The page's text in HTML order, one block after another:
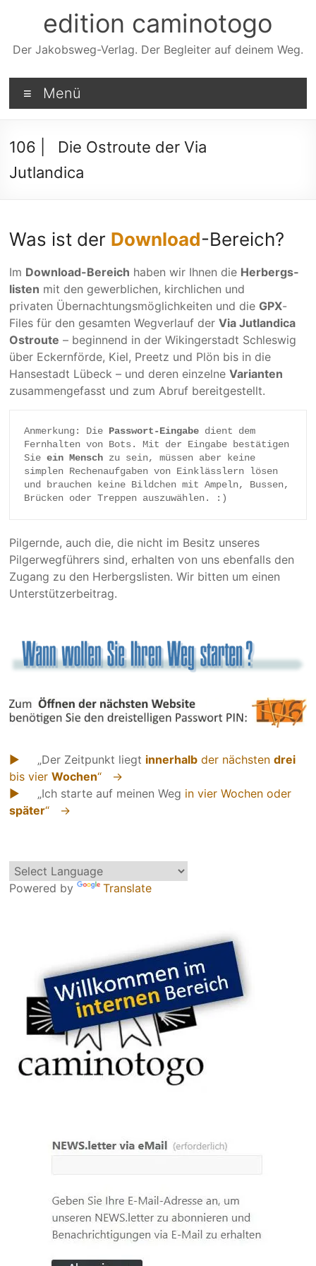
edition caminotogo
Der Jakobsweg-Verlag. Der Begleiter auf deinem Weg.
Menü
106 | Die Ostroute der Via
Jutlandica
Was ist der Download-Bereich?
Im Download-Bereich haben wir Ihnen die Herbergs­
listen mit den gewerb­lichen, kirch­lichen und
privaten Übernach­tungs­möglich­keiten und die GPX-
Files für den gesamten Weg­verlauf derVia Jutlandica
Ostroute – beginnend in der Wikingerstadt Schleswig
über Eckernförde, Kiel, Preetz und Plön bis in die
Hansestadt Lübeck – und deren einzelneVarianten
zusam­men­gefasst und zum Abruf bereit­gestellt.
Anmerkung: Die Passwort-Eingabe dient dem
Fernhalten von Bots. Mit der Eingabe bestätigen
Sie ein Mensch zu sein, müssen aber keine
simplen Rechenaufgaben von Einklässlern lösen
und brauchen keine Bildchen mit Ampeln, Bussen,
Brücken oder Treppen auszuwählen. :)
Pilgernde, auch die, die nicht im Besitz unseres
Pilgerwegführers sind, erhalten von uns ebenfalls den
Zugang zu den Herbergslisten. Wir bitten um einen
Unterstützerbeitrag.
► „Der Zeitpunkt liegt inner­halb der nächstendrei
bis vierWochen“ →
► „Ich starte auf meinen Weg in vier Wochen oder
später“ →
Powered by Translate